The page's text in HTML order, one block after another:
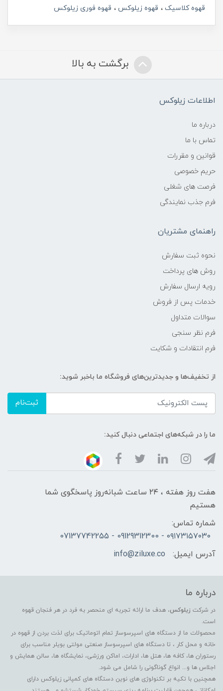
قهوه کلاسیک
قهوه زیلوکس قهوه فوری زیلوکس
برگشت به بالا
اطلاعات زیلوکس
درباره ما
تماس با ما
قوانین و مقررات
حریم خصوصی
فرصت های شغلی
فرم جذب نمایندگی
راهنمای مشتریان
نحوه ثبت سفارش
روش های پرداخت
رویه ارسال سفارش
خدمات پس از فروش
سوالات متداول
فرم نظر سنجی
فرم انتقادات و شکایت
از تخفیف‌ها و جدیدترین‌های فروشگاه ما باخبر شوید:
ثبت‌نام
ما را در شبکه‌های اجتماعی دنبال کنید:
هفت روز هفته ، ۲۴ ساعت شبانه‌روز پاسخگوی شما
هستیم
شماره تماس:
۰۹۱۷۳۱۵۷۰۳۰ - 09129312300 - 07137742255
آدرس ایمیل:
info@ziluxe.co
درباره ما
در شرکت زیلوکس، هدف ما ارائه تجربه ای منحصر به فرد در هر فنجان قهوه
است.
محصولات ما از دستگاه های اسپرسوساز تمام اتوماتیک برای لذت بردن از قهوه در
خانه و محل کار ، تا دستگاه های اسپرسوساز صنعتی مولتی بویلر مناسب برای
رستوران ها، کافه ها، هتل ها، ادارات، اماکن ورزشی، نمایشگاه ها، سالن همایش و
اجلاس ها و... انواع گوناگونی را شامل می شود.
همچنین با تکیه بر تکنولوژی های نوین دستگاه های کمپانی زیلوکس دارای